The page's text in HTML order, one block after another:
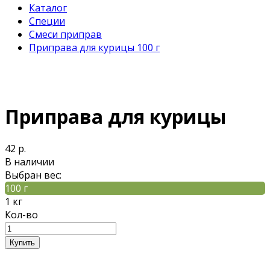
Каталог
Специи
Смеси приправ
Приправа для курицы 100 г
Приправа для курицы
42 р.
В наличии
Выбран вес:
100 г
1 кг
Кол-во